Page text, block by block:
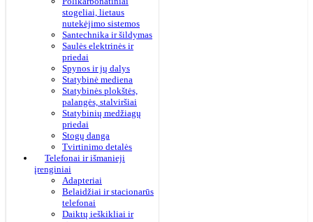
stogeliai, lietaus
nutekėjimo sistemos
Santechnika ir šildymas
Saulės elektrinės ir
priedai
Spynos ir jų dalys
Statybinė mediena
Statybinės plokštės,
palangės, stalviršiai
Statybinių medžiagų
priedai
Stogų danga
Tvirtinimo detalės
Telefonai ir išmanieji
įrenginiai
Adapteriai
Belaidžiai ir stacionarūs
telefonai
Daiktų ieškikliai ir